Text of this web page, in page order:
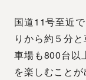
国道11号至近
りから約５分
車場も800台以
を楽しむこと